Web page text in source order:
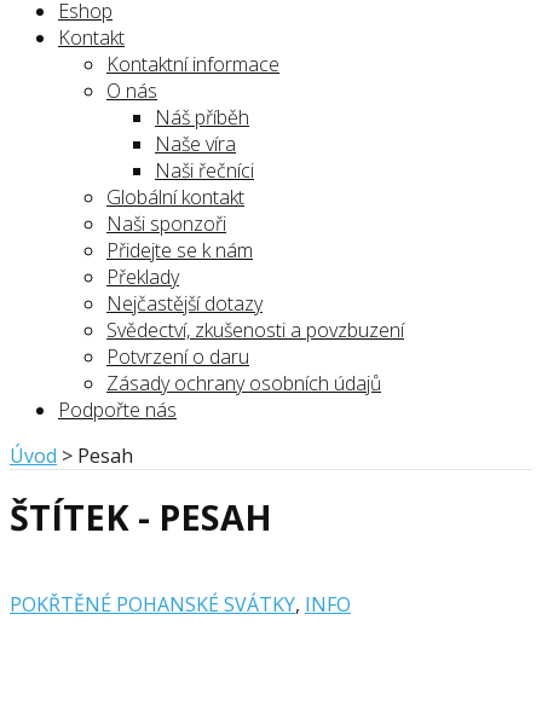
Eshop
Kontakt
Kontaktní informace
O nás
Náš příběh
Naše víra
Naši řečníci
Globální kontakt
Naši sponzoři
Přidejte se k nám
Překlady
Nejčastější dotazy
Svědectví, zkušenosti a povzbuzení
Potvrzení o daru
Zásady ochrany osobních údajů
Podpořte nás
Úvod > Pesah
ŠTÍTEK - PESAH
POKŘTĚNÉ POHANSKÉ SVÁTKY, INFO